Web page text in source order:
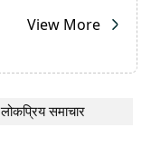
लोकप्रिय समाचार